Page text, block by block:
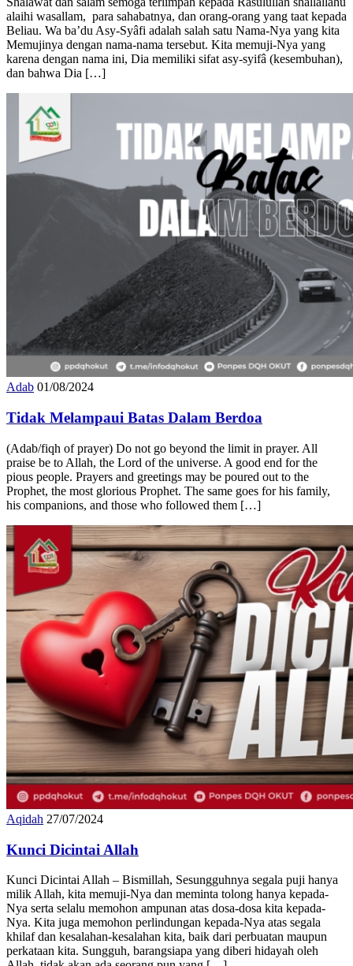
Beliau. Wa ba’du Asy-Syâfi adalah salah satu Nama-Nya yang kita
Memujinya dengan nama-nama tersebut. Kita memuji-Nya yang
karena dengan nama ini, Dia memiliki sifat asy-syifâ (kesembuhan),
dan bahwa Dia […]
01/08/2024
praise be to Allah, the Lord of the universe. A good end for the
pious people. Prayers and greetings may be poured out to the
Prophet, the most glorious Prophet. The same goes for his family,
his companions, and those who followed them […]
Aqidah 27/07/2024
milik Allah, kita memuji-Nya dan meminta tolong hanya kepada-
Nya serta selalu memohon ampunan atas dosa-dosa kita kepada-
Nya. Kita juga memohon perlindungan kepada-Nya atas segala
khilaf dan kesalahan-kesalahan kita, baik dari perbuatan maupun
perkataan kita. Sungguh, barangsiapa yang diberi hidayah oleh
Allah, tidak akan ada seorang pun yang […]